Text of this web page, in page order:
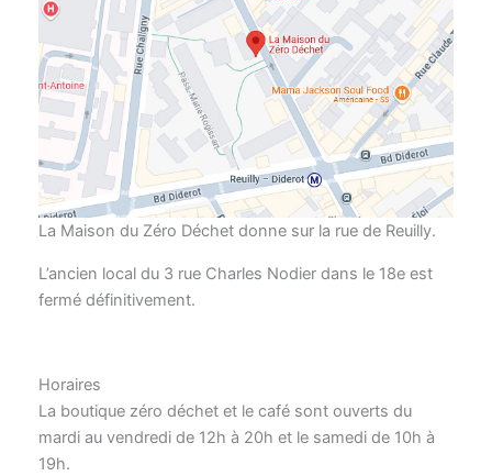
La Maison du Zéro Déchet donne sur la rue de Reuilly.
L’ancien local du 3 rue Charles Nodier dans le 18e est
fermé définitivement.
Horaires
La boutique zéro déchet et le café sont ouverts du
mardi au vendredi de 12h à 20h et le samedi de 10h à
19h.